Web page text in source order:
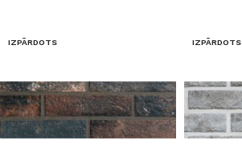
IZPĀRDOTS IZPĀRDOTS